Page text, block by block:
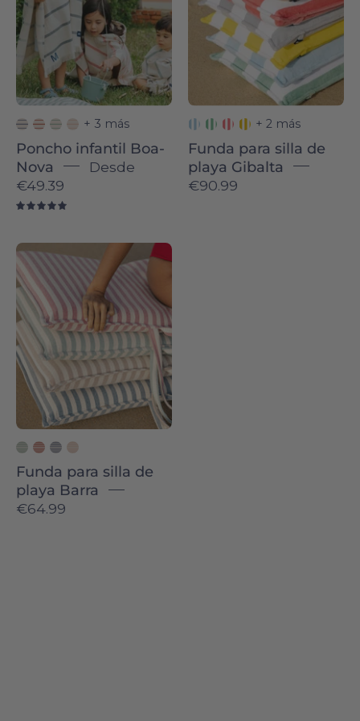
Torres
Novas
+ 3 más
Poncho infantil Boa-
Nova
Desde
€49.39
Torres
Novas
+ 2 más
Funda para silla de
playa Gibalta
€90.99
Barra
beach
chair
cover
-
Torres
Novas
Funda para silla de
playa Barra
€64.99